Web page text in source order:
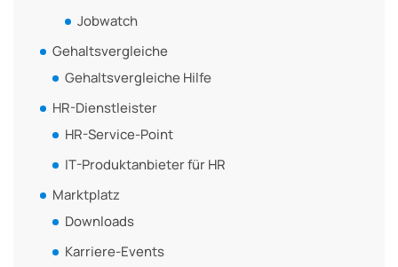
Jobwatch
Gehaltsvergleiche
Gehaltsvergleiche Hilfe
HR-Dienstleister
HR-Service-Point
IT-Produktanbieter für HR
Marktplatz
Downloads
Karriere-Events